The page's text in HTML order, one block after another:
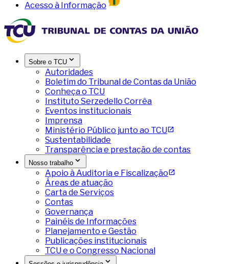
Acesso à Informação
Sobre o TCU
Autoridades
Boletim do Tribunal de Contas da União
Conheça o TCU
Instituto Serzedello Corrêa
Eventos institucionais
Imprensa
Ministério Público junto ao TCU
Sustentabilidade
Transparência e prestação de contas
Nosso trabalho
Apoio à Auditoria e Fiscalização
Áreas de atuação
Carta de Serviços
Contas
Governança
Painéis de Informações
Planejamento e Gestão
Publicações institucionais
TCU e o Congresso Nacional